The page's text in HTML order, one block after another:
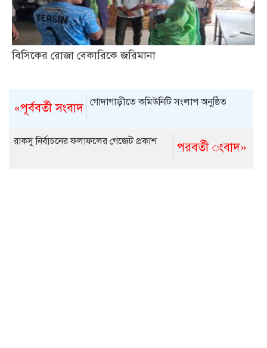
বিসিকের রোজা বেকারিকে জরিমানা
«পূর্ববর্তী সংবাদ গোদাগাড়ীতে কমিউনিটি সংলাপ অনুষ্ঠিত
পরবর্তী ংবাদ»
রাকসু নির্বাচনের ফলাফলের গেজেট প্রকাশ